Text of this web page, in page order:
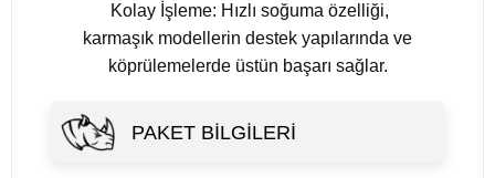
Kolay İşleme: Hızlı soğuma özelliği,
karmaşık modellerin destek yapılarında ve
köprülemelerde üstün başarı sağlar.
PAKET BILGILERI